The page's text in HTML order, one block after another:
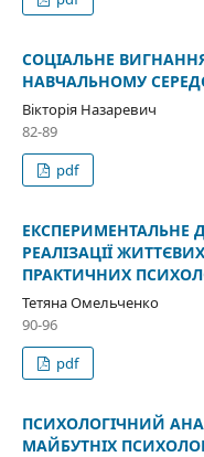
СОЦІАЛЬНЕ
НАВЧАЛЬНОМУ
Вікторія Назаревич
82-89
pdf
ЕКСПЕРИМЕНТАЛЬНЕ
РЕАЛІЗАЦІЇ
ПРАКТИЧНИХ
Тетяна Омельченко
90-96
pdf
ПСИХОЛОГІЧНИЙ
МАЙБУТНІХ